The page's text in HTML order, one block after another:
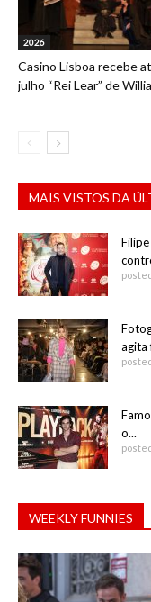
2026
Casino Lisboa recebe
julho “Rei Lear” de
MAIS VISTOS DA
agita
o...
WEEKLY FUNNIES